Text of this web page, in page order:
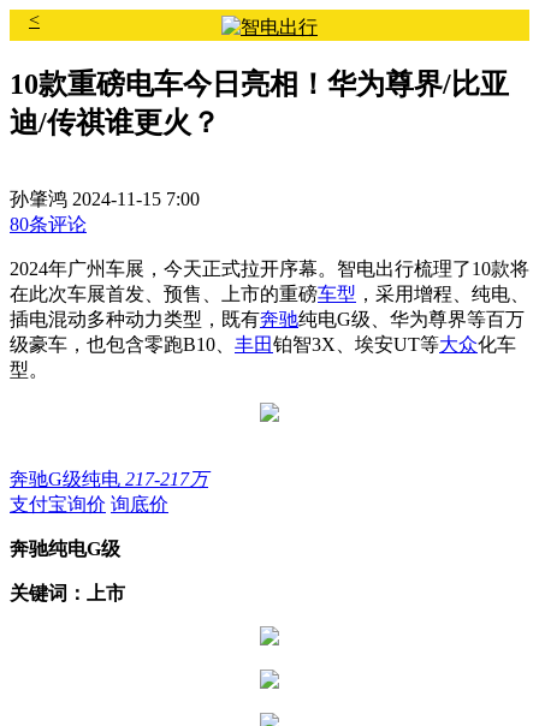
<
10款重磅电车今日亮相！华为尊界/比亚
迪/传祺谁更火？
孙肇鸿 2024-11-15 7:00
80条评论
2024年广州车展，今天正式拉开序幕。智电出行梳理了10款将
在此次车展首发、预售、上市的重磅车型 ，采用增程、纯电、
插电混动多种动力类型，既有奔驰纯电G级
华为尊界等百万
级豪车， 也包含零跑B10、 丰田铂智3X、 埃安UT等大众化车
型。
奔驰G级纯电 217-217万
支付宝询价 询底价
奔驰纯电G级
关键词：上市